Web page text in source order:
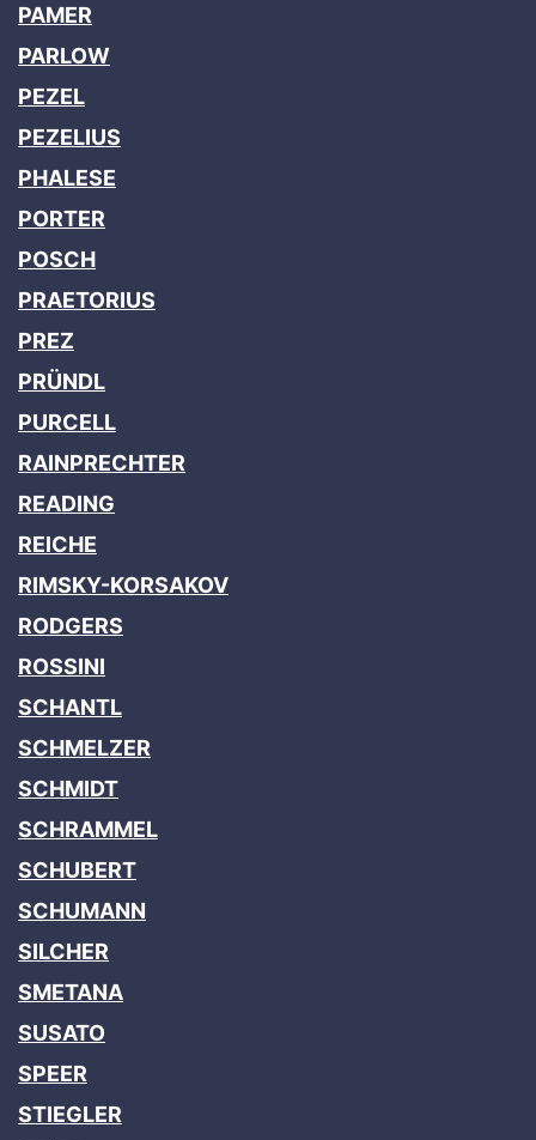
PAMER
PARLOW
PEZEL
PEZELIUS
PHALESE
PORTER
POSCH
PRAETORIUS
PREZ
PRÜNDL
PURCELL
RAINPRECHTER
READING
REICHE
RIMSKY-KORSAKOV
RODGERS
ROSSINI
SCHANTL
SCHMELZER
SCHMIDT
SCHRAMMEL
SCHUBERT
SCHUMANN
SILCHER
SMETANA
SUSATO
SPEER
STIEGLER